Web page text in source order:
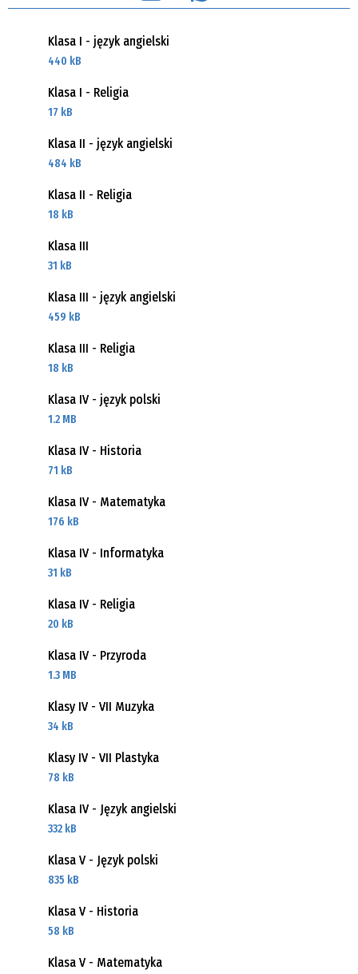
Klasa I - język angielski
440 kB
Klasa I - Religia
17 kB
Klasa II - język angielski
484 kB
Klasa II - Religia
18 kB
Klasa III
31 kB
Klasa III - język angielski
459 kB
Klasa III - Religia
18 kB
Klasa IV - język polski
1.2 MB
Klasa IV - Historia
71 kB
Klasa IV - Matematyka
176 kB
Klasa IV - Informatyka
31 kB
Klasa IV - Religia
20 kB
Klasa IV - Przyroda
1.3 MB
Klasy IV - VII Muzyka
34 kB
Klasy IV - VII Plastyka
78 kB
Klasa IV - Język angielski
332 kB
Klasa V - Język polski
835 kB
Klasa V - Historia
58 kB
Klasa V - Matematyka